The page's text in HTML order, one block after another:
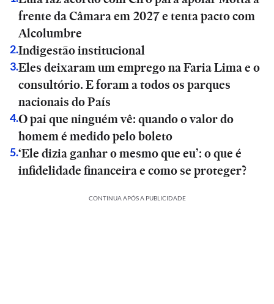
frente da Câmara em 2027 e tenta pacto com
Alcolumbre
2.Indigestão institucional
3.Eles deixaram um emprego na Faria Lima e o
consultório. E foram a todos os parques
nacionais do País
4.O pai que ninguém vê: quando o valor do
homem é medido pelo boleto
5.‘Ele dizia ganhar o mesmo que eu’: o que é
infidelidade financeira e como se proteger?
CONTINUA APÓS A PUBLICIDADE